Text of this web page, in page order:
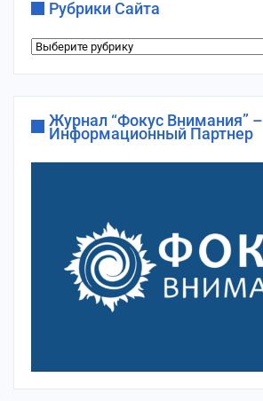
Рубрики Сайта
Рубрики
Журнал “Фокус Внимания” –
Информационный Партнер